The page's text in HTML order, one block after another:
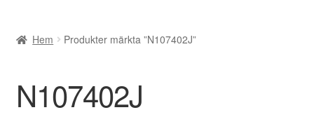
Betalningar
Integritetspolicy
Hem Produkter märkta ”N107402J”
N107402J